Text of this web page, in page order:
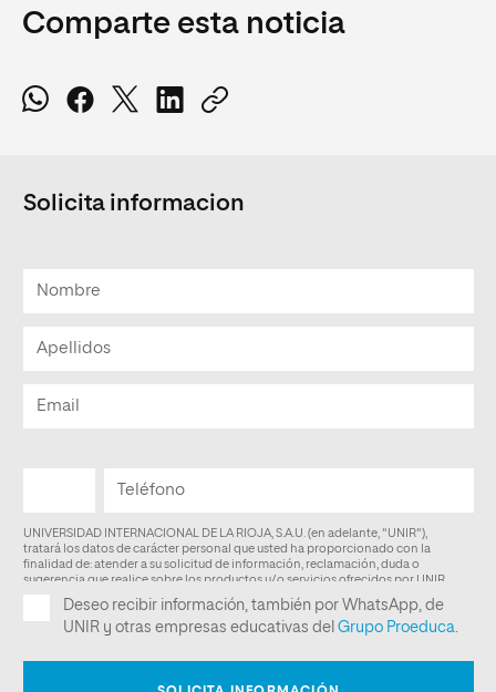
Comparte esta noticia
Solicita informacion